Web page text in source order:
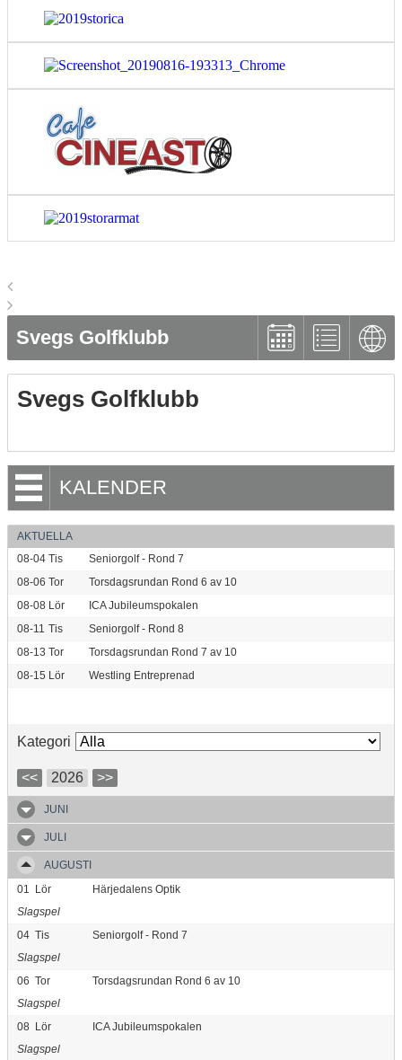
Svegs Golfklubb
Svegs Golfklubb
KALENDER
AKTUELLA
08-04 Tis
Seniorgolf - Rond 7
08-06 Tor
Torsdagsrundan Rond 6 av 10
08-08 Lör
ICA Jubileumspokalen
08-11 Tis
Seniorgolf - Rond 8
08-13 Tor
Torsdagsrundan Rond 7 av 10
08-15 Lör Westling Entreprenad
Kategori
<< 2026 >>
JUNI
JULI
AUGUSTI
01
Lör
Härjedalens Optik
Slagspel
04 Tis
Seniorgolf - Rond 7
Slagspel
06 Tor
Torsdagsrundan Rond 6 av 10
Slagspel
08 Lör
ICA Jubileumspokalen
Slagspel